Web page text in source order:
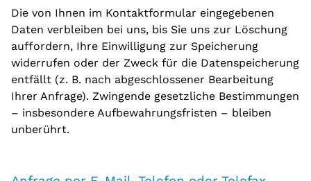
Die von Ihnen im Kontaktformular eingegebenen
Daten verbleiben bei uns, bis Sie uns zur Löschung
auffordern, Ihre Einwilligung zur Speicherung
widerrufen oder der Zweck für die Datenspeicherung
entfällt (z. B. nach abgeschlossener Bearbeitung
Ihrer Anfrage). Zwingende gesetzliche Bestimmungen
– insbesondere Aufbewahrungsfristen – bleiben
unberührt.